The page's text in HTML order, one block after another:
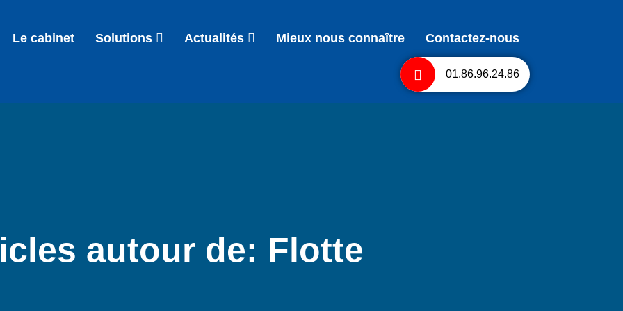
01.86.96.24.86
Le cabinet Solutions Actualités Mieux nous connaître Contactez-nous
autour de: Flotte